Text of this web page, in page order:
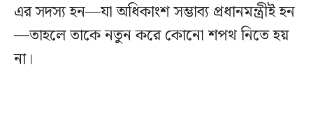
এর সদস্য হন—যা অধিকাংশ সম্ভাব্য প্রধানমন্ত্রীই হন
—তাহলে তাকে নতুন করে কোনো শপথ নিতে হয়
না।